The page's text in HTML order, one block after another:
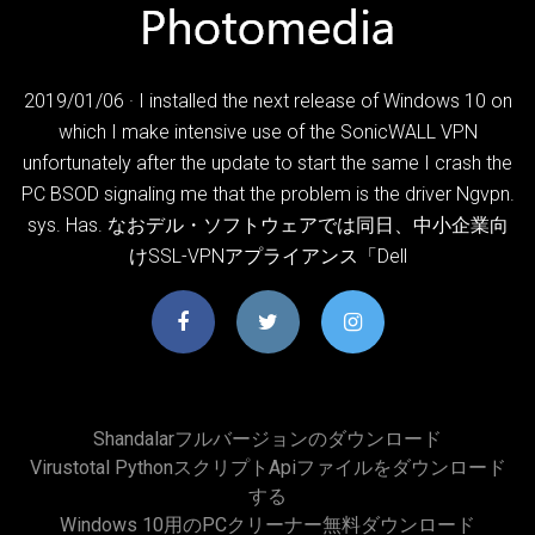
2019/01/06 · I installed the next release of Windows 10 on
which I make intensive use of the SonicWALL VPN
unfortunately after the update to start the same I crash the
PC BSOD signaling me that the problem is the driver Ngvpn.
sys. Has. なおデル・ソフトウェアでは同日、中小企業向
けSSL-VPNアプライアンス「Dell
Shandalarフルバージョンのダウンロード
Virustotal Pythonスクリプトapiファイルをダウンロード
する
Windows 10用のPCクリーナー無料ダウンロード